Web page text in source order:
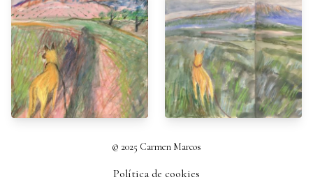
© 2025 Carmen Marcos
Política de cookies